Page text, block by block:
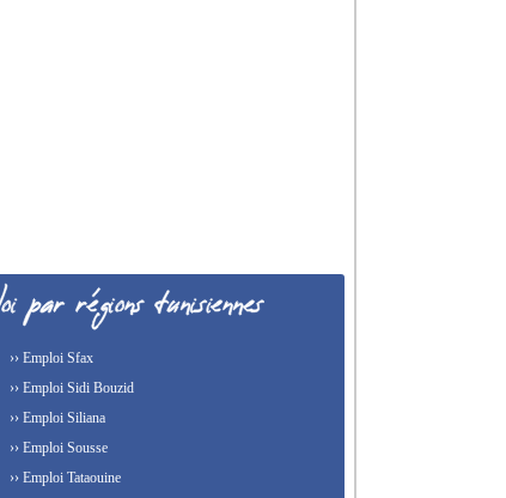
›› Emploi Sfax
›› Emploi Sidi Bouzid
›› Emploi Siliana
›› Emploi Sousse
›› Emploi Tataouine